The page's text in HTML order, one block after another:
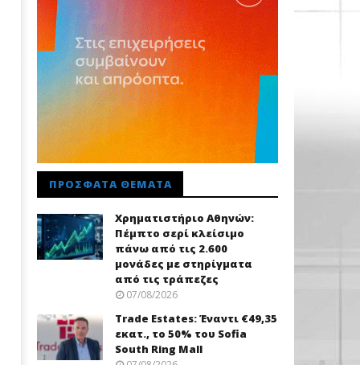
ΠΡΌΣΦΑΤΑ ΘΈΜΑΤΑ
Χρηματιστήριο Αθηνών:
Πέμπτο σερί κλείσιμο
πάνω από τις 2.600
μονάδες με στηρίγματα
από τις τράπεζες
07/08/2026
Trade Εstates: Έναντι €49,35
εκατ., το 50% του Sofia
South Ring Mall